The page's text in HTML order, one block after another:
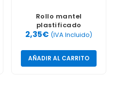
Rollo mantel
plastificado
1,20x5mts azul
2,35€ (IVA Incluido)
AÑADIR AL CARRITO